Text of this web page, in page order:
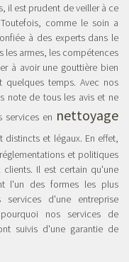
il est prudent de veiller à ce
comme le soin a
à des experts dans le
les armes, les compétences
à avoir une gouttière bien
temps. Avec nos
note de tous les avis et ne
services en nettoyage
distincts et légaux. En effet,
et politiques
Il est certain qu'une
l'un des formes les plus
d'une entreprise
nos services de
suivis d'une garantie de